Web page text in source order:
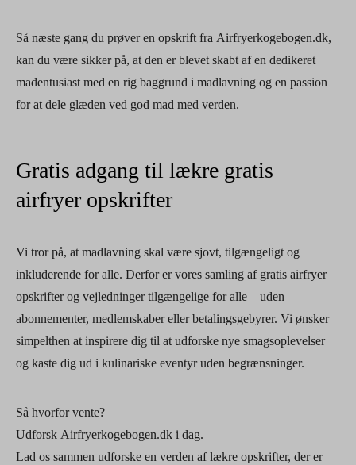
Så næste gang du prøver en opskrift fra Airfryerkogebogen.dk,
kan du være sikker på, at den er blevet skabt af en dedikeret
madentusiast med en rig baggrund i madlavning og en passion
for at dele glæden ved god mad med verden.
Gratis adgang til lækre gratis
airfryer opskrifter
Vi tror på, at madlavning skal være sjovt, tilgængeligt og
inkluderende for alle. Derfor er vores samling af gratis airfryer
opskrifter og vejledninger tilgængelige for alle – uden
abonnementer, medlemskaber eller betalingsgebyrer. Vi ønsker
simpelthen at inspirere dig til at udforske nye smagsoplevelser
og kaste dig ud i kulinariske eventyr uden begrænsninger.
Så hvorfor vente?
Udforsk Airfryerkogebogen.dk i dag.
Lad os sammen udforske en verden af lækre opskrifter, der er